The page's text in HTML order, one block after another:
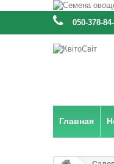
: 050-378-
Главная